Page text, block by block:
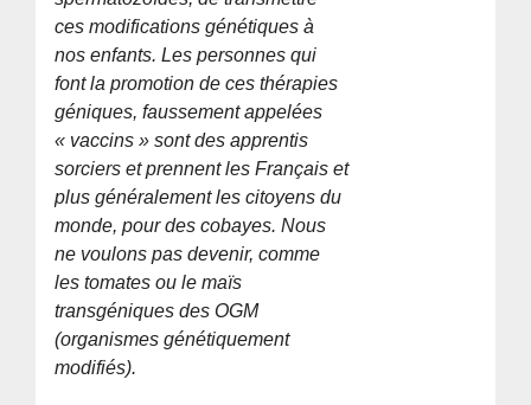
ces modifications génétiques à
nos enfants. Les personnes qui
font la promotion de ces thérapies
géniques, faussement appelées
« vaccins » sont des apprentis
sorciers et prennent les Français et
plus généralement les citoyens du
monde, pour des cobayes. Nous
ne voulons pas devenir, comme
les tomates ou le maïs
transgéniques des OGM
(organismes génétiquement
modifiés).